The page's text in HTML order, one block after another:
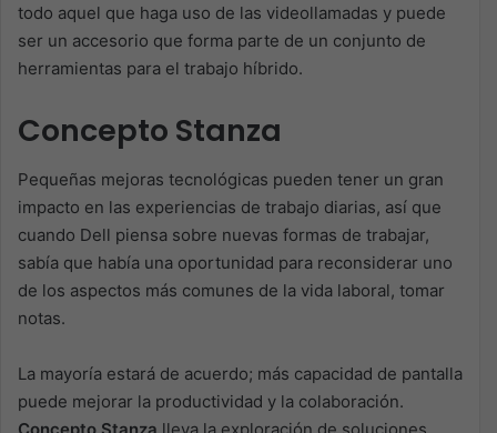
todo aquel que haga uso de las videollamadas y puede
ser un accesorio que forma parte de un conjunto de
herramientas para el trabajo híbrido.
Concepto Stanza
Pequeñas mejoras tecnológicas pueden tener un gran
impacto en las experiencias de trabajo diarias, así que
cuando Dell piensa sobre nuevas formas de trabajar,
sabía que había una oportunidad para reconsiderar uno
de los aspectos más comunes de la vida laboral, tomar
notas.
La mayoría estará de acuerdo; más capacidad de pantalla
puede mejorar la productividad y la colaboración.